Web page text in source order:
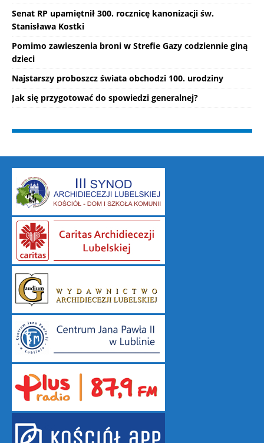
Senat RP upamiętnił 300. rocznicę kanonizacji św.
Stanisława Kostki
Pomimo zawieszenia broni w Strefie Gazy codziennie giną
dzieci
Najstarszy proboszcz świata obchodzi 100. urodziny
Jak się przygotować do spowiedzi generalnej?